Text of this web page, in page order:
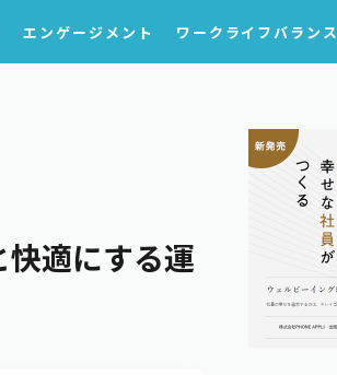
エンゲージメント ワークライフバランス
適にする運